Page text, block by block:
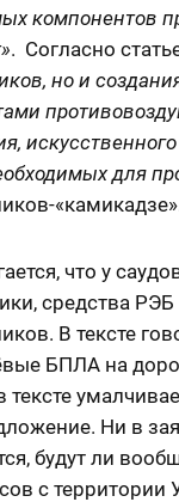
компонентов
. Согласно
но и
для
что у
средства
В тексте
БПЛА на
тексте
Ни в
будут ли
с